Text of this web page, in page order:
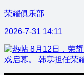
荣耀俱乐部
2026-7-31 14:11
8月12日，荣
戏启幕。 韩寒担任荣